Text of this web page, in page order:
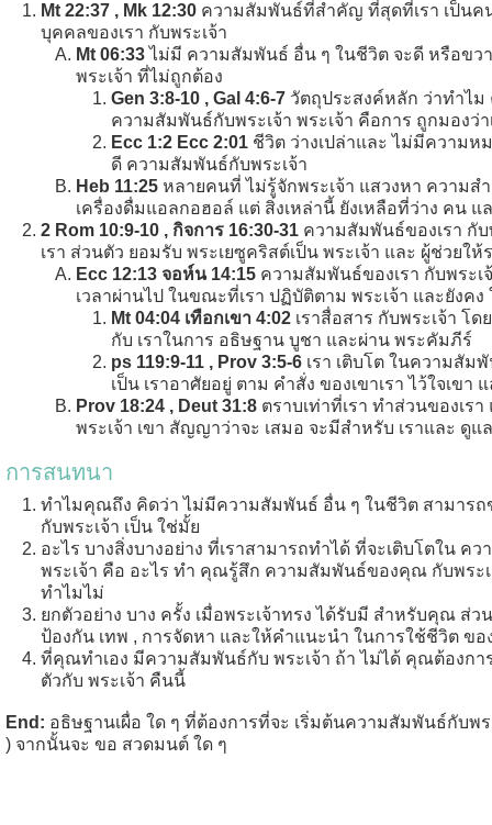
Mt 22:37 , Mk 12:30 ความสัมพันธ์ที่สำคัญ ที่สุดที่เรา เป็น
บุคคลของเรา กับพระเจ้า
Mt 06:33ไม่มี ความสัมพันธ์ อื่น ๆ ในชีวิต จะดี หรือขว
พระเจ้า ที่ไม่ถูกต้อง
Gen 3:8-10 , Gal 4:6-7 วัตถุประสงค์หลัก ว่าทำไ
ความสัมพันธ์กับพระเจ้า พระเจ้า คือการ ถูกมองว่
Ecc 1:2 Ecc 2:01 ชีวิต ว่างเปล่าและ ไม่มีความห
ดี ความสัมพันธ์กับพระเจ้า
Heb 11:25 หลายคนที่ ไม่รู้จักพระเจ้า แสวงหา ความสำ
เครื่องดื่มแอลกอฮอล์ แต่ สิ่งเหล่านี้ ยังเหลือที่ว่าง คน แ
2 Rom 10:9-10 , กิจการ 16:30-31 ความสัมพันธ์ของเรา กับ
เรา ส่วนตัว ยอมรับ พระเยซูคริสต์เป็น พระเจ้า และ ผู้ช่วยให้
Ecc 12:13 จอห์น 14:15 ความสัมพันธ์ของเรา กับพระเ
เวลาผ่านไป ในขณะที่เรา ปฏิบัติตาม พระเจ้า และยังคง
Mt 04:04 เทือกเขา 4:02 เราสื่อสาร กับพระเจ้า โ
กับ เราในการ อธิษฐาน บูชา และผ่าน พระคัมภีร์
ps 119:9-11 , Prov 3:5-6 เรา เติบโต ในความสัม
เป็น เราอาศัยอยู่ ตาม คำสั่ง ของเขาเรา ไว้ใจเขา
Prov 18:24 , Deut 31:8 ตราบเท่าที่เรา ทำส่วนของเร
พระเจ้า เขา สัญญาว่าจะ เสมอ จะมีสำหรับ เราและ ดูแ
การสนทนา
ทำไมคุณถึง คิดว่า ไม่มีความสัมพันธ์ อื่น ๆ ในชีวิต สามารถ
กับพระเจ้า เป็น ใช่มั้ย
อะไร บางสิ่งบางอย่าง ที่เราสามารถทำได้ ที่จะเติบโตใน ค
พระเจ้า คือ อะไร ทำ คุณรู้สึก ความสัมพันธ์ของคุณ กับพระ
ทำไมไม่
ยกตัวอย่าง บาง ครั้ง เมื่อพระเจ้าทรง ได้รับมี สำหรับคุณ ส่ว
ป้องกัน เทพ , การจัดหา และให้คำแนะนำ ในการใช้ชีวิต ข
ที่คุณทำเอง มีความสัมพันธ์กับ พระเจ้า ถ้า ไม่ได้ คุณต้องก
ตัวกับ พระเจ้า คืนนี้
End: อธิษฐานเผื่อ ใด ๆ ที่ต้องการที่จะ เริ่มต้นความสัมพันธ์กับพ
) จากนั้นจะ ขอ สวดมนต์ ใด ๆ